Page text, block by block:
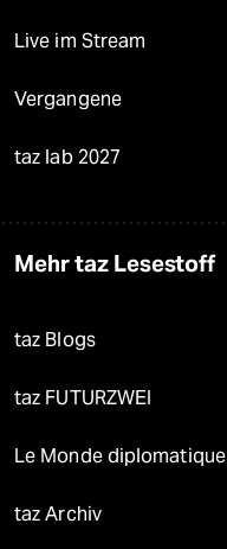
Live im Stream
Vergangene
taz lab 2027
Mehr taz Lesestoff
taz Blogs
taz FUTURZWEI
Le Monde diplomatique
taz Archiv